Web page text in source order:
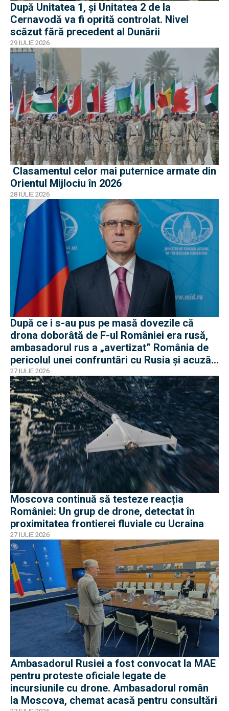
După Unitatea 1, și Unitatea 2 de la
Cernavodă va fi oprită controlat. Nivel
scăzut fără precedent al Dunării
29 IULIE 2026
Clasamentul celor mai puternice armate din
Orientul Mijlociu în 2026
28 IULIE 2026
După ce i s-au pus pe masă dovezile că
drona doborâtă de F-ul României era rusă,
ambasadorul rus a „avertizat” România de
pericolul unei confruntări cu Rusia și acuză
o „înscenare propagandistă”
27 IULIE 2026
Moscova continuă să testeze reacția
României: Un grup de drone, detectat în
proximitatea frontierei fluviale cu Ucraina
27 IULIE 2026
Ambasadorul Rusiei a fost convocat la MAE
pentru proteste oficiale legate de
incursiunile cu drone. Ambasadorul român
la Moscova, chemat acasă pentru consultări